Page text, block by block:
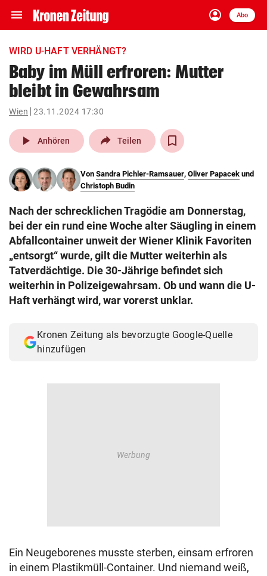
menu Navigation
ein-/ausklappen
account_circle
Anmelden
Abo
close Schließen
account_circle Anmelden
pin_drop
Wien arrow_right
search
eingeben
© Krone Multimedia GmbH & Co KG 2026
Muthgasse 2, 1190 Wien
WIRD U-HAFT VERHÄNGT?
Baby im Müll erfroren: Mutter
bleibt in Gewahrsam
Wien 23.11.2024 17:30
play_arrow Anhören Teilen
Von Sandra Pichler-Ramsauer, Oliver Papacek und
Christoph Budin
Nach der schrecklichen Tragödie am Donnerstag,
bei der ein rund eine Woche alter Säugling in einem
Abfallcontainer unweit der Wiener Klinik Favoriten
„entsorgt“ wurde, gilt die Mutter weiterhin als
Tatverdächtige. Die 30-Jährige befindet sich
weiterhin in Polizeigewahrsam. Ob und wann die U-
Haft verhängt wird, war vorerst unklar.
Kronen Zeitung als bevorzugte Google-Quelle
hinzufügen
Ein Neugeborenes musste sterben, einsam erfroren
in einem Plastikmüll-Container. Und niemand weiß,